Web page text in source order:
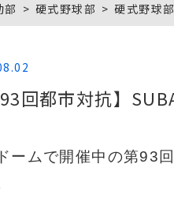
部 硬式野球部 硬式野球
93回都市対抗】
ームで開催中の第93